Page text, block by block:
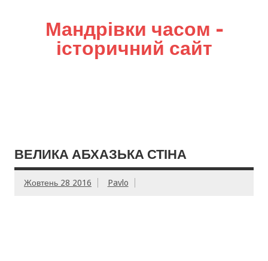
Мандрівки часом –
історичний сайт
ВЕЛИКА АБХАЗЬКА СТІНА
Жовтень 28 2016 Pavlo